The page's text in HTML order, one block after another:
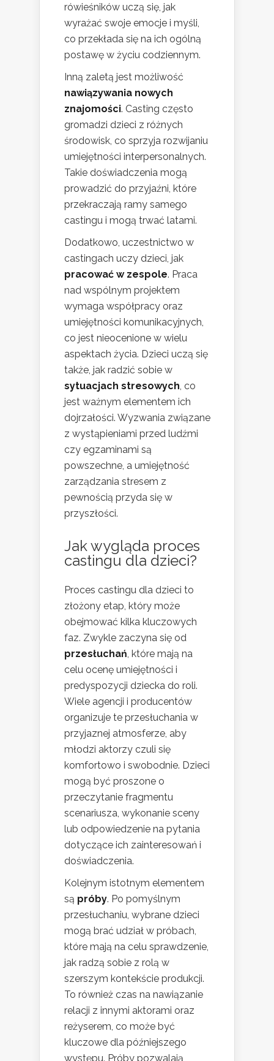
rówieśników uczą się, jak
wyrażać swoje emocje i myśli,
co przekłada się na ich ogólną
postawę w życiu codziennym.
Inną zaletą jest możliwość
nawiązywania nowych
znajomości. Casting często
gromadzi dzieci z różnych
środowisk, co sprzyja rozwijaniu
umiejętności interpersonalnych.
Takie doświadczenia mogą
prowadzić do przyjaźni, które
przekraczają ramy samego
castingu i mogą trwać latami.
Dodatkowo, uczestnictwo w
castingach uczy dzieci, jak
pracować w zespole. Praca
nad wspólnym projektem
wymaga współpracy oraz
umiejętności komunikacyjnych,
co jest nieocenione w wielu
aspektach życia. Dzieci uczą się
także, jak radzić sobie w
sytuacjach stresowych, co
jest ważnym elementem ich
dojrzałości. Wyzwania związane
z wystąpieniami przed ludźmi
czy egzaminami są
powszechne, a umiejętność
zarządzania stresem z
pewnością przyda się w
przyszłości.
Jak wygląda proces
castingu dla dzieci?
Proces castingu dla dzieci to
złożony etap, który może
obejmować kilka kluczowych
faz. Zwykle zaczyna się od
przesłuchań, które mają na
celu ocenę umiejętności i
predyspozycji dziecka do roli.
Wiele agencji i producentów
organizuje te przesłuchania w
przyjaznej atmosferze, aby
młodzi aktorzy czuli się
komfortowo i swobodnie. Dzieci
mogą być proszone o
przeczytanie fragmentu
scenariusza, wykonanie sceny
lub odpowiedzenie na pytania
dotyczące ich zainteresowań i
doświadczenia.
Kolejnym istotnym elementem
są próby. Po pomyślnym
przesłuchaniu, wybrane dzieci
mogą brać udział w próbach,
które mają na celu sprawdzenie,
jak radzą sobie z rolą w
szerszym kontekście produkcji.
To również czas na nawiązanie
relacji z innymi aktorami oraz
reżyserem, co może być
kluczowe dla późniejszego
występu. Próby pozwalają